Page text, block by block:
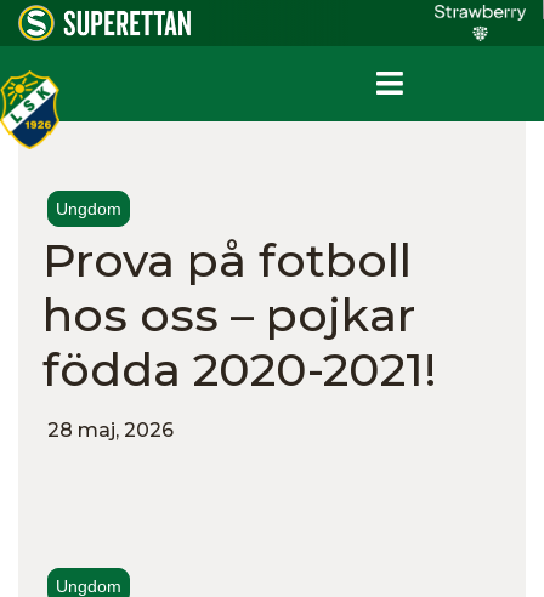
Ungdom
Prova på fotboll
hos oss – pojkar
födda 2020-2021!
28 maj, 2026
Ungdom